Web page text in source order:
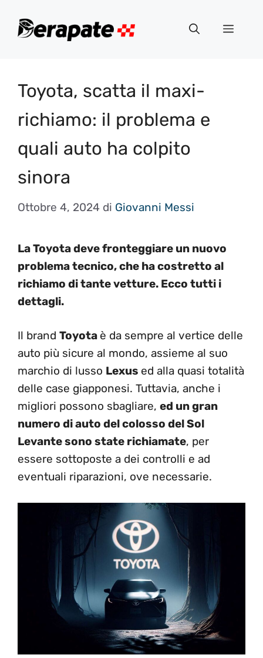
Menu
Toyota, scatta il maxi-
richiamo: il problema e
quali auto ha colpito
sinora
Ottobre 4, 2024 di Giovanni Messi
La Toyota deve fronteggiare un nuovo
problema tecnico, che ha costretto al
richiamo di tante vetture. Ecco tutti i
dettagli.
Il brand Toyota è da sempre al vertice delle
auto più sicure al mondo, assieme al suo
marchio di lusso Lexus ed alla quasi totalità
delle case giapponesi. Tuttavia, anche i
migliori possono sbagliare, ed un gran
numero di auto del colosso del Sol
Levante sono state richiamate, per
essere sottoposte a dei controlli e ad
eventuali riparazioni, ove necessarie.